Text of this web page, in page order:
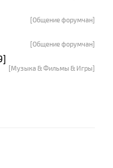
[Общение форумчан]
[Общение форумчан]
[Музыка & Фильмы & Игры]